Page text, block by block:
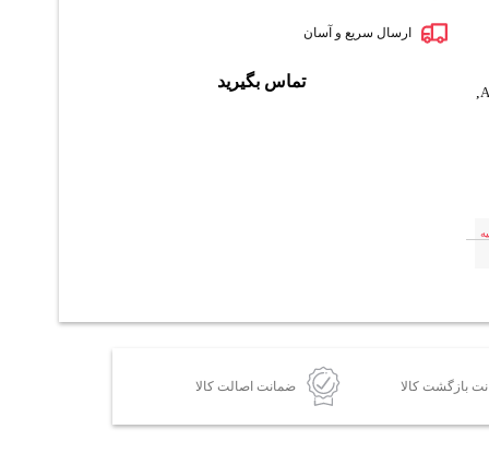
ارسال سریع و آسان
تماس بگیرید
ضمانت اصالت کالا